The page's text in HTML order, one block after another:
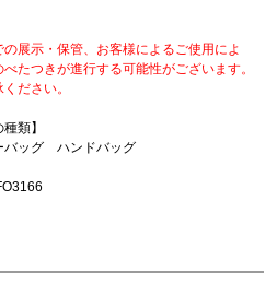
の展示・保管、お客様によるご使用によ
べたつきが進行する可能性がございます。
ださい。
類】
バッグ ハンドバッグ